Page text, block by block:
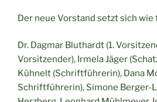
Der neue Vorstand setzt sich
Dr. Dagmar Bluthardt (1.
Vorsitzender), Irmela Jäger
Kühnelt (Schriftführerin), Dana
Schriftführerin), Simone Berger-